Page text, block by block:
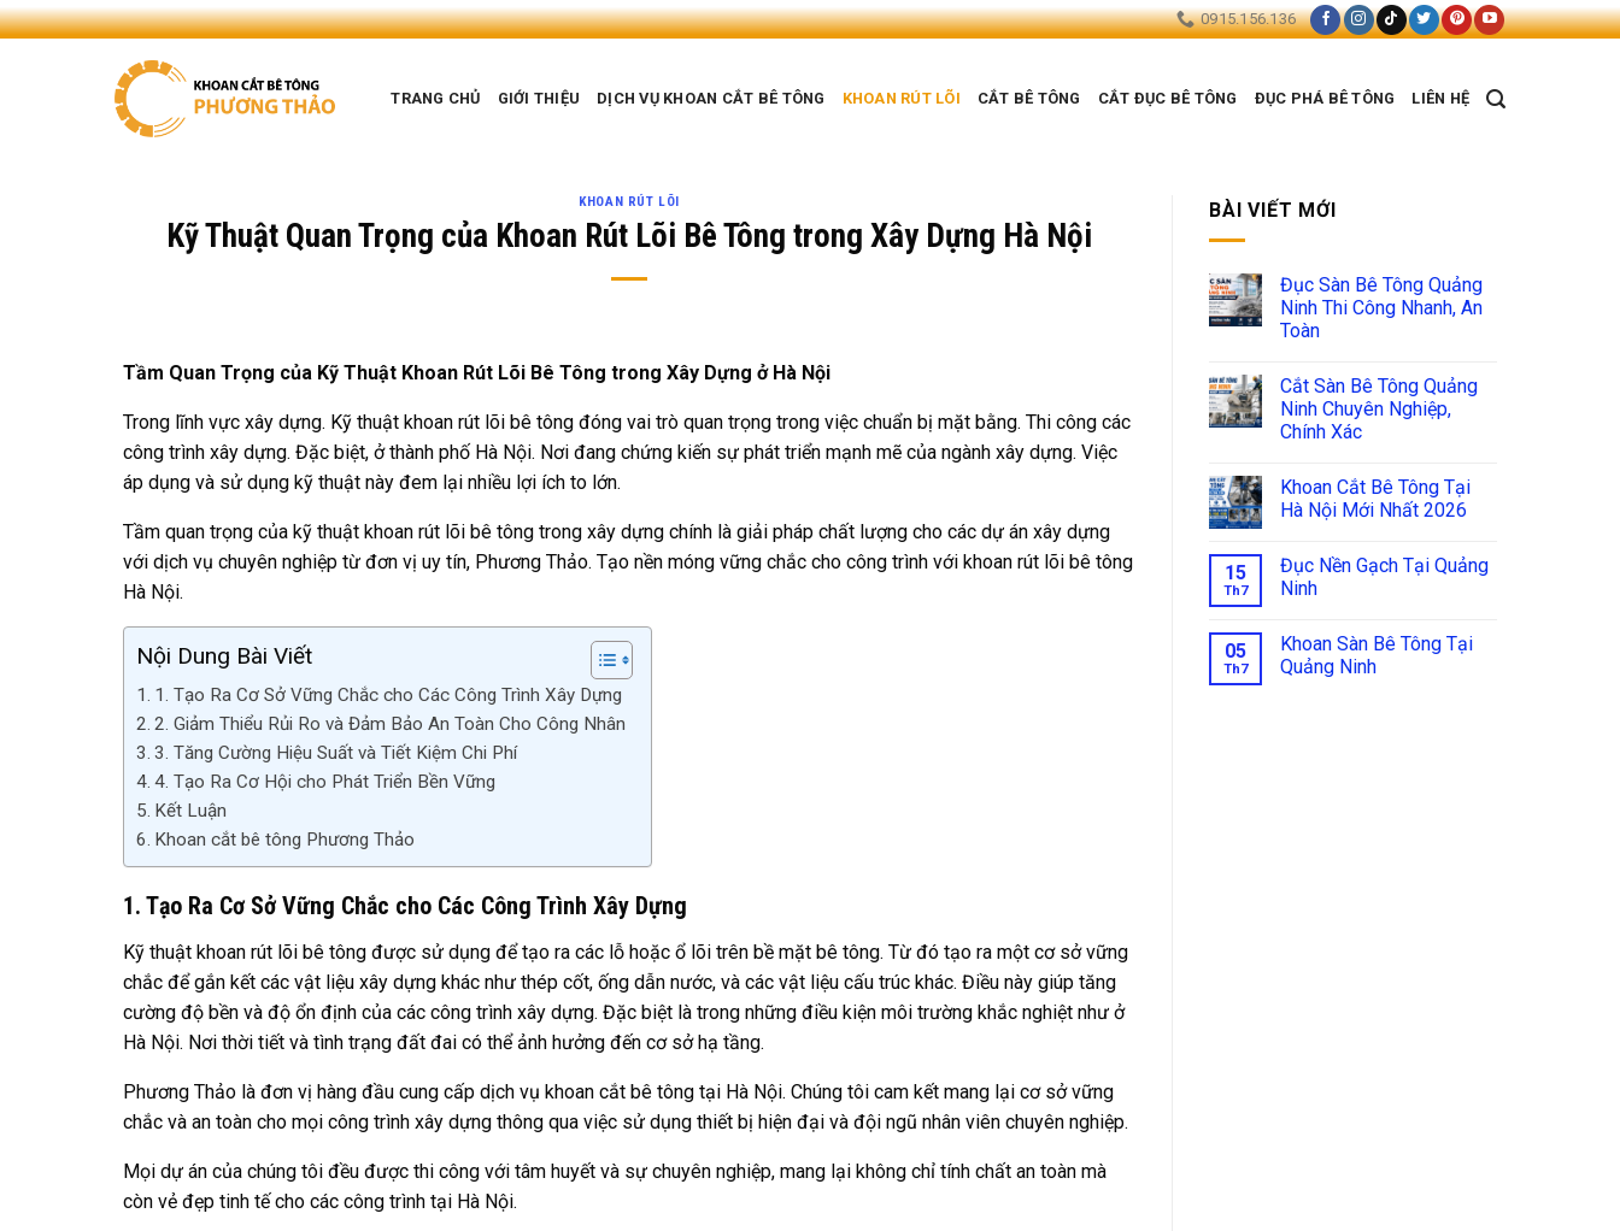
Skip
to
0915.156.136
TRANG CHỦ GIỚI THIỆU DỊCH VỤ KHOAN CẮT BÊ TÔNG KHOAN RÚT LÕI CẮT BÊ TÔNG CẮT ĐỤC BÊ TÔNG ĐỤC PHÁ BÊ TÔNG LIÊN HỆ
KHOAN RÚT LÕI
Kỹ Thuật Quan Trọng của Khoan Rút Lõi Bê Tông trong Xây Dựng Hà Nội
Tầm Quan Trọng của Kỹ Thuật Khoan Rút Lõi Bê Tông trong Xây Dựng ở Hà Nội
Trong lĩnh vực xây dựng. Kỹ thuật khoan rút lõi bê tông đóng vai trò quan trọng trong việc chuẩn bị mặt bằng. Thi công các
công trình xây dựng. Đặc biệt, ở thành phố Hà Nội. Nơi đang chứng kiến sự phát triển mạnh mẽ của ngành xây dựng. Việc
áp dụng và sử dụng kỹ thuật này đem lại nhiều lợi ích to lớn.
Tầm quan trọng của kỹ thuật khoan rút lõi bê tông trong xây dựng chính là giải pháp chất lượng cho các dự án xây dựng
với dịch vụ chuyên nghiệp từ đơn vị uy tín, Phương Thảo. Tạo nền móng vững chắc cho công trình với khoan rút lõi bê tông
Hà Nội.
Nội Dung Bài Viết
1. Tạo Ra Cơ Sở Vững Chắc cho Các Công Trình Xây Dựng
2. Giảm Thiểu Rủi Ro và Đảm Bảo An Toàn Cho Công Nhân
3. Tăng Cường Hiệu Suất và Tiết Kiệm Chi Phí
4. Tạo Ra Cơ Hội cho Phát Triển Bền Vững
Kết Luận
Khoan cắt bê tông Phương Thảo
1. Tạo Ra Cơ Sở Vững Chắc cho Các Công Trình Xây Dựng
Kỹ thuật khoan rút lõi bê tông được sử dụng để tạo ra các lỗ hoặc ổ lõi trên bề mặt bê tông. Từ đó tạo ra một cơ sở vững
chắc để gắn kết các vật liệu xây dựng khác như thép cốt, ống dẫn nước, và các vật liệu cấu trúc khác. Điều này giúp tăng
cường độ bền và độ ổn định của các công trình xây dựng. Đặc biệt là trong những điều kiện môi trường khắc nghiệt như ở
Hà Nội. Nơi thời tiết và tình trạng đất đai có thể ảnh hưởng đến cơ sở hạ tầng.
Phương Thảo là đơn vị hàng đầu cung cấp dịch vụ khoan cắt bê tông tại Hà Nội. Chúng tôi cam kết mang lại cơ sở vững
chắc và an toàn cho mọi công trình xây dựng thông qua việc sử dụng thiết bị hiện đại và đội ngũ nhân viên chuyên nghiệp.
Mọi dự án của chúng tôi đều được thi công với tâm huyết và sự chuyên nghiệp, mang lại không chỉ tính chất an toàn mà
còn vẻ đẹp tinh tế cho các công trình tại Hà Nội.
BÀI VIẾT MỚI
Đục Sàn Bê Tông Quảng
Ninh Thi Công Nhanh, An
Toàn
Cắt Sàn Bê Tông Quảng
Ninh Chuyên Nghiệp,
Chính Xác
Khoan Cắt Bê Tông Tại
Hà Nội Mới Nhất 2026
15
Th7
Đục Nền Gạch Tại Quảng
Ninh
05
Th7
Khoan Sàn Bê Tông Tại
Quảng Ninh